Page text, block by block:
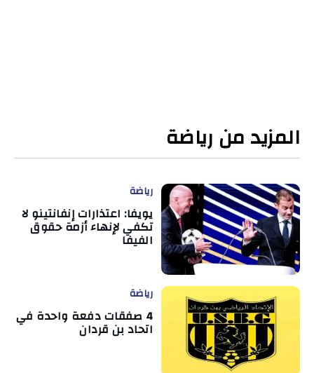
المزيد من رياضة
رياضة
يويفا: اعتذارات إنفانتينو لا
تكفي لإنهاء أزمة حقوق
الفيفا
رياضة
4 صفقات دفعة واحدة في
اتحاد بن قردان